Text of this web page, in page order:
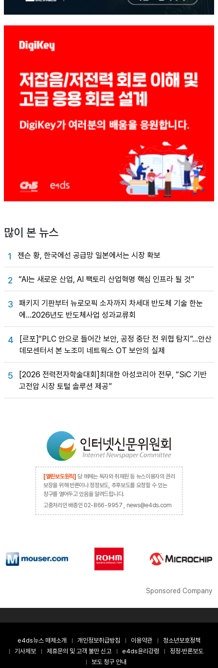
많이 본 뉴스
1 젠슨 황, 한국에선 공급망 일본에서는 시장 확보
2 “AI는 새로운 산업, AI 팩토리 산업혁명 핵심 인프라 될 것”
3
패키지 기판부터 뉴로모픽 소자까지 차세대 반도체 기술 한눈
에…2026년도 반도체사업 성과교류회
4
[르포]“PLC 안으로 들어간 보안, 공정 중단 전 위협 탐지”…안산
데모센터서 본 노조미 네트웍스 OT 보안의 실제
5
[2026 전력전자학술대회]최대한 아성코리아 전무, “SiC 기반
고전압 시장 토털 솔루션 제공”
[열린보도원칙] 당 매체는 독자와 취재원 등 뉴스이용자의 권리
보장을 위해 반론이나 정정보도, 추후보도를 요청할 수 있는
창구를 열어두고 있음을 알려드립니다.
고충처리인 배종인 02-866-9957 , news@e4ds.com
Sponsored Company
e4ds뉴스 매체소개 개인정보취급방침 이용약관
청소년보호정책
기사제보
제휴문의 및 고객 불만 신고 e4ds윤리강령
정정·반론보도
보도 청구 안내